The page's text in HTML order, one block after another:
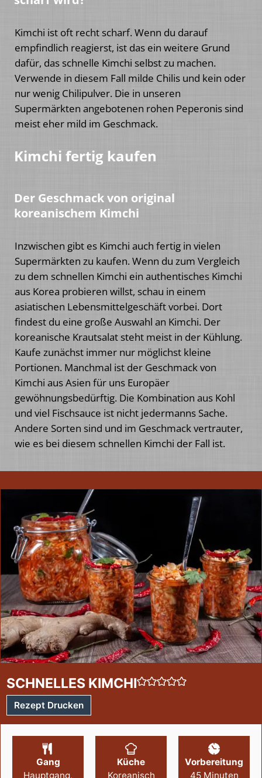
Kimchi ist oft recht scharf. Wenn du darauf
empfindlich reagierst, ist das ein weitere Grund
dafür, das schnelle Kimchi selbst zu machen.
Verwende in diesem Fall milde Chilis und kein oder
nur wenig Chilipulver. Die in unseren
Supermärkten angebotenen rohen Peperonis sind
meist eher mild im Geschmack.
Kimchi fertig kaufen
Der Geschmack von original
koreanischem Kimchi
Inzwischen gibt es Kimchi auch fertig in vielen
Supermärkten zu kaufen. Wenn du zum Vergleich
zu dem schnellen Kimchi ein authentisches Kimchi
aus Korea probieren willst, schau in einem
asiatischen Lebensmittelgeschäft vorbei. Dort
findest du eine große Auswahl an Kimchi. Der
koreanische Krautsalat steht meist in der Kühlung.
Kaufe zunächst immer nur möglichst kleine
Portionen. Manchmal ist der Geschmack von
Kimchi aus Asien für uns Europäer
gewöhnungsbedürftig. Die Kombination aus Kohl
und viel Fischsauce ist nicht jedermanns Sache.
Andere Sorten sind und im Geschmack vertrauter,
wie es bei diesem schnellen Kimchi der Fall ist.
SCHNELLES KIMCHI
Rezept Drucken
Gang
Hauptgang,
Küche
Koreanisch
Vorbereitung
45 Minuten